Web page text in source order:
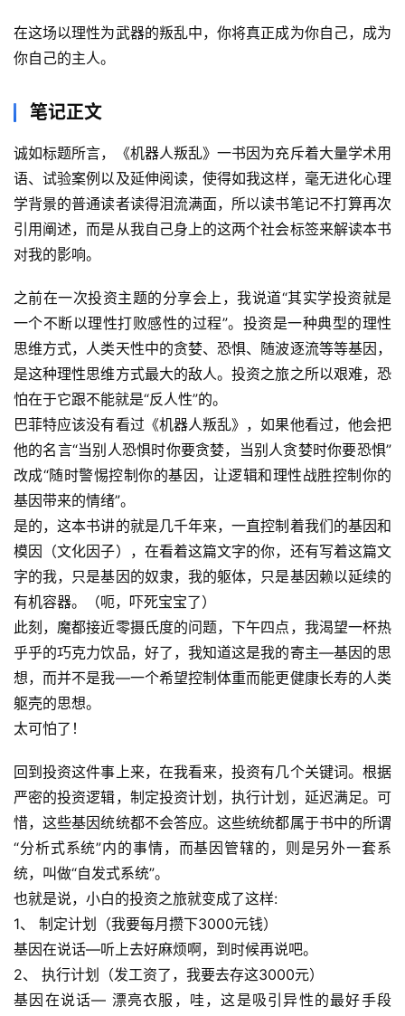
首
页
行
在这场以理性为武器的叛乱中，你将真正成为你自己，成为
你自己的主人。
笔记正文
诚如标题所言，《机器人叛乱》一书因为充斥着大量学术用
语、试验案例以及延伸阅读，使得如我这样，毫无进化心理
学背景的普通读者读得泪流满面，所以读书笔记不打算再次
引用阐述，而是从我自己身上的这两个社会标签来解读本书
对我的影响。
之前在一次投资主题的分享会上，我说道“其实学投资就是
一个不断以理性打败感性的过程”。投资是一种典型的理性
思维方式，人类天性中的贪婪、恐惧、随波逐流等等基因，
是这种理性思维方式最大的敌人。投资之旅之所以艰难，恐
怕在于它跟不能就是“反人性”的。
巴菲特应该没有看过《机器人叛乱》，如果他看过，他会把
他的名言“当别人恐惧时你要贪婪，当别人贪婪时你要恐惧”
改成“随时警惕控制你的基因，让逻辑和理性战胜控制你的
基因带来的情绪”。
是的，这本书讲的就是几千年来，一直控制着我们的基因和
模因（文化因子），在看着这篇文字的你，还有写着这篇文
字的我，只是基因的奴隶，我的躯体，只是基因赖以延续的
有机容器。（呃，吓死宝宝了）
此刻，魔都接近零摄氏度的问题，下午四点，我渴望一杯热
乎乎的巧克力饮品，好了，我知道这是我的寄主—基因的思
想，而并不是我—一个希望控制体重而能更健康长寿的人类
躯壳的思想。
太可怕了！
回到投资这件事上来，在我看来，投资有几个关键词。根据
严密的投资逻辑，制定投资计划，执行计划，延迟满足。可
惜，这些基因统统都不会答应。这些统统都属于书中的所谓
“分析式系统”内的事情，而基因管辖的，则是另外一套系
统，叫做“自发式系统”。
也就是说，小白的投资之旅就变成了这样:
1、 制定计划（我要每月攒下3000元钱）
基因在说话—听上去好麻烦啊，到时候再说吧。
2、 执行计划（发工资了，我要去存这3000元）
基因在说话— 漂亮衣服，哇，这是吸引异性的最好手段